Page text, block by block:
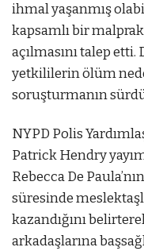
ihmal yaşanmış
kapsamlı bir
açılmasını talep
yetkililerin ölüm
soruşturmanın
NYPD Polis
Patrick Hendry
Rebecca De
süresinde
kazandığını
arkadaşlarına